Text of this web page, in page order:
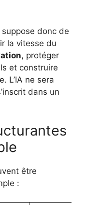
donc de
la vitesse du
, protéger
et construire
L’IA ne sera
dans un
être
: